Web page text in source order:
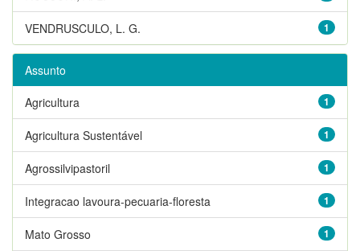
1
VENDRUSCULO, L. G.
Assunto
1
Agricultura
1
Agricultura Sustentável
1
Agrossilvipastoril
1
Integracao lavoura-pecuaria-floresta
1
Mato Grosso